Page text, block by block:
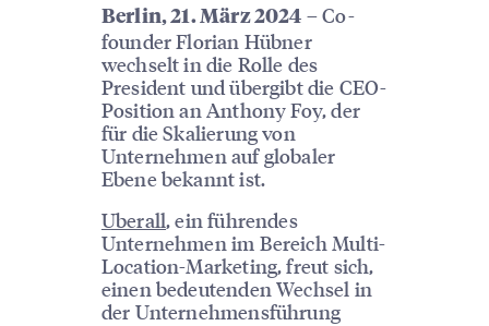
Berlin, 21. März 2024 – Co-
founder Florian Hübner
wechselt in die Rolle des
President und übergibt die CEO-
Position an Anthony Foy, der
für die Skalierung von
Unternehmen auf globaler
Ebene bekannt ist.
Uberall, ein führendes
Unternehmen im Bereich Multi-
Location-Marketing, freut sich,
einen bedeutenden Wechsel in
der Unternehmensführung